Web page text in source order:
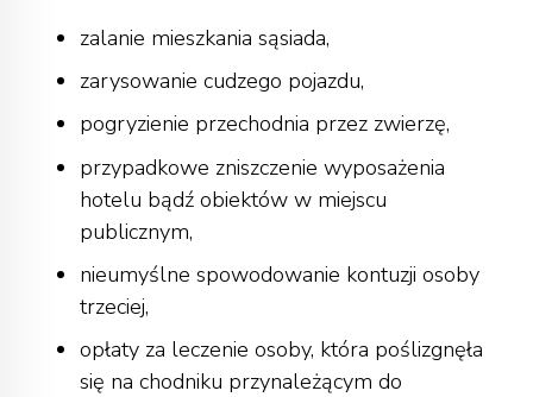
zalanie mieszkania sąsiada,
zarysowanie cudzego pojazdu,
pogryzienie przechodnia przez zwierzę,
przypadkowe zniszczenie wyposażenia
hotelu bądź obiektów w miejscu
publicznym,
nieumyślne spowodowanie kontuzji osoby
trzeciej,
opłaty za leczenie osoby, która poślizgnęła
się na chodniku przynależącym do